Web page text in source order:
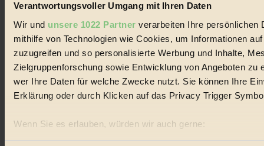
Verantwortungsvoller Umgang mit Ihren Daten
Wir und unsere 1022 Partner verarbeiten Ihre persönlichen
mithilfe von Technologien wie Cookies, um Informationen
zuzugreifen und so personalisierte Werbung und Inhalte,
Zielgruppenforschung sowie Entwicklung von Angeboten zu
wer Ihre Daten für welche Zwecke nutzt. Sie können Ihre
Erklärung oder durch Klicken auf das Privacy Trigger
Wenn Sie es erlauben, würden wir auch gerne:
Informationen über Ihre geografische Lage erfassen,
Bilderbuch
Mode